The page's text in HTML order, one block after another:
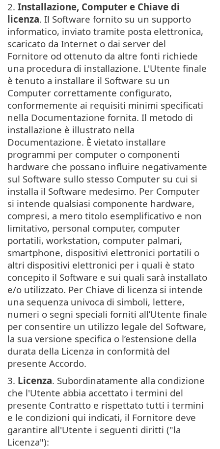
2. Installazione, Computer e Chiave di
licenza. Il Software fornito su un supporto
informatico, inviato tramite posta elettronica,
scaricato da Internet o dai server del
Fornitore od ottenuto da altre fonti richiede
una procedura di installazione. L'Utente finale
è tenuto a installare il Software su un
Computer correttamente configurato,
conformemente ai requisiti minimi specificati
nella Documentazione fornita. Il metodo di
installazione è illustrato nella
Documentazione. È vietato installare
programmi per computer o componenti
hardware che possano influire negativamente
sul Software sullo stesso Computer su cui si
installa il Software medesimo. Per Computer
si intende qualsiasi componente hardware,
compresi, a mero titolo esemplificativo e non
limitativo, personal computer, computer
portatili, workstation, computer palmari,
smartphone, dispositivi elettronici portatili o
altri dispositivi elettronici per i quali è stato
concepito il Software e sui quali sarà installato
e/o utilizzato. Per Chiave di licenza si intende
una sequenza univoca di simboli, lettere,
numeri o segni speciali forniti all’Utente finale
per consentire un utilizzo legale del Software,
la sua versione specifica o l’estensione della
durata della Licenza in conformità del
presente Accordo.
3. Licenza. Subordinatamente alla condizione
che l'Utente abbia accettato i termini del
presente Contratto e rispettato tutti i termini
e le condizioni qui indicati, il Fornitore deve
garantire all'Utente i seguenti diritti ("la
Licenza"):